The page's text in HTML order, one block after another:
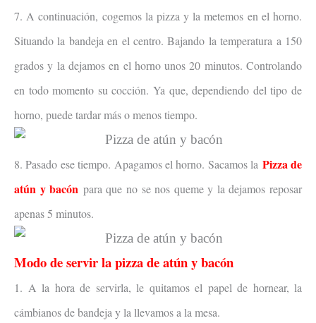
7. A continuación, cogemos la pizza y la metemos en el horno.
Situando la bandeja en el centro. Bajando la temperatura a 150
grados y la dejamos en el horno unos 20 minutos. Controlando
en todo momento su cocción. Ya que, dependiendo del tipo de
horno, puede tardar más o menos tiempo.
8. Pasado ese tiempo. Apagamos el horno. Sacamos la Pizza de
atún y bacón para que no se nos queme y la dejamos reposar
apenas 5 minutos.
Modo de servir la pizza de atún y bacón
1. A la hora de servirla, le quitamos el papel de hornear, la
cámbianos de bandeja y la llevamos a la mesa.